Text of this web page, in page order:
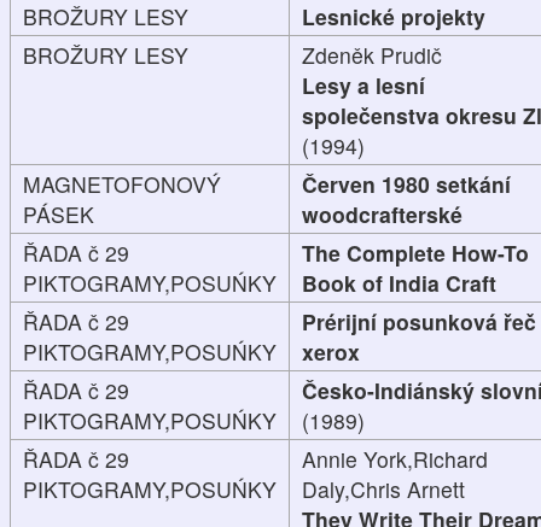
BROŽURY LESY
Lesnické projekty
BROŽURY LESY
Zdeněk Prudič
Lesy a lesní
společenstva okresu
(1994)
MAGNETOFONOVÝ
PÁSEK
Červen 1980 setkání
woodcrafterské
ŘADA č 29
PIKTOGRAMY,POSUŃKY
The Complete How-To
Book of India Craft
ŘADA č 29
PIKTOGRAMY,POSUŃKY
Prérijní posunková řeč
xerox
ŘADA č 29
PIKTOGRAMY,POSUŃKY
Česko-Indiánský
(1989)
ŘADA č 29
PIKTOGRAMY,POSUŃKY
Annie York,Richard
Daly,Chris Arnett
They Write Their